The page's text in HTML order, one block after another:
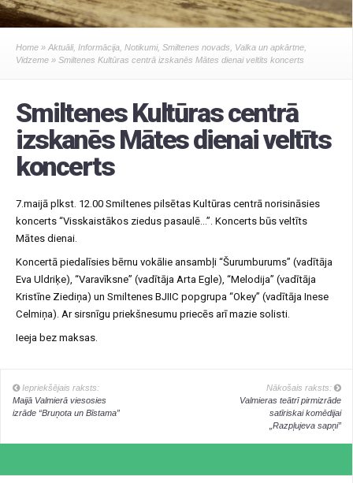
Home » Aktuāli, Informācija Notikumi, Smiltenes novads Valka un apkārtne
Vidzeme » Smiltenes Kultūras centrā izskanēs Mātes dienai veltīts koncerts
Smiltenes Kultūras centrā
izskanēs Mātes dienai veltīts
koncerts
7.maijā plkst. 12.00 Smiltenes pilsētas Kultūras centrā norisināsies
koncerts “Visskaistākos ziedus pasaulē…”. Koncerts būs veltīts
Mātes dienai.
Koncertā piedalīsies bērnu vokālie ansambļi “Šurumburums” (vadītāja
Eva Uldriķe), “Varavīksne” (vadītāja Arta Egle), “Melodija” (vadītāja
Kristīne Ziediņa) un Smiltenes BJIIC popgrupa “Okey” (vadītāja Inese
Celmiņa). Ar sirsnīgu priekšnesumu priecēs arī mazie solisti.
Ieeja bez maksas.
Iepriekšējais raksts:
Maijā Valmierā viesosies
izrāde “Bruņota un Bīstama”
Nākošais raksts:
Valmieras teātrī pirmizrāde
satīriskai komēdijai
„Razpļujeva sapņi”